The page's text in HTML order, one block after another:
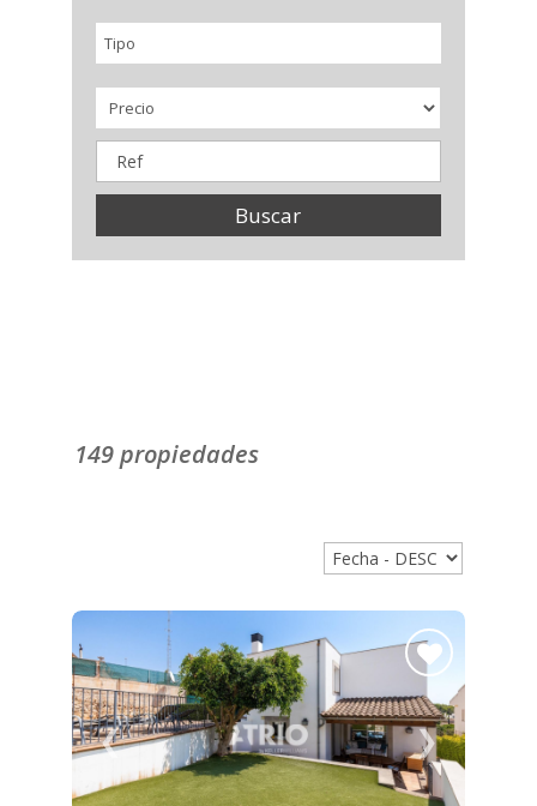
Tipo
Buscar
149 propiedades
❮ ❯